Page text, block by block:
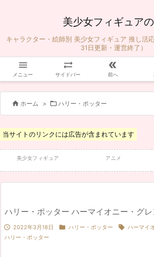
美少女フィギュア
キャラクター・絵師別 美少女フィギュア 推し活
31日更新・運営終了）

メニュー

サイドバー

前へ
 ホーム >  ハリー・ポッター
当サイトのリンクには広告が含まれています
美少女フィギュア アニメ
ハリー・ポッター ハーマイオニー・グ
 2022年3月18日  ハリー・ポッター  ハーマイ
ハリー・ポッター